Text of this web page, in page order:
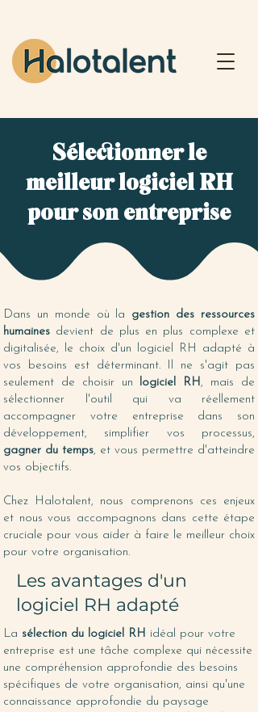
Sélectionner le
meilleur logiciel RH
pour son entreprise
Dans un monde où la gestion des ressources
humaines devient de plus en plus complexe et
digitalisée, le choix d'un logiciel RH adapté à
vos besoins est déterminant. Il ne s'agit pas
seulement de choisir un logiciel RH, mais de
sélectionner l'outil qui va réellement
accompagner votre entreprise dans son
développement, simplifier vos processus,
gagner du temps, et vous permettre d'atteindre
vos objectifs.
Chez Halotalent, nous comprenons ces enjeux
et nous vous accompagnons dans cette étape
cruciale pour vous aider à faire le meilleur choix
pour votre organisation.
Les avantages d'un
logiciel RH adapté
La sélection du logiciel RH idéal pour votre
entreprise est une tâche complexe qui nécessite
une compréhension approfondie des besoins
spécifiques de votre organisation, ainsi qu'une
connaissance approfondie du paysage